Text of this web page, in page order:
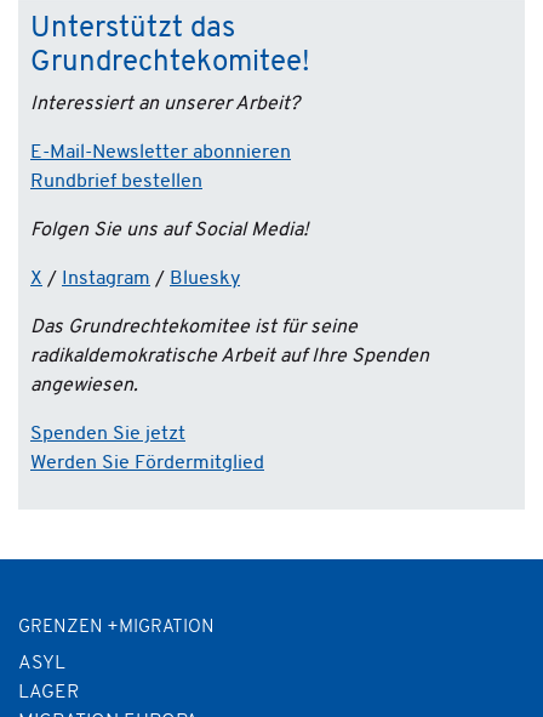
Unterstützt das
Grundrechtekomitee!
Interessiert an unserer Arbeit?
E-Mail-Newsletter abonnieren
Rundbrief bestellen
Folgen Sie uns auf Social Media!
X / Instagram / Bluesky
Das Grundrechtekomitee ist für seine
radikaldemokratische Arbeit auf Ihre Spenden
angewiesen.
Spenden Sie jetzt
Werden Sie Fördermitglied
GRENZEN +MIGRATION
ASYL
LAGER